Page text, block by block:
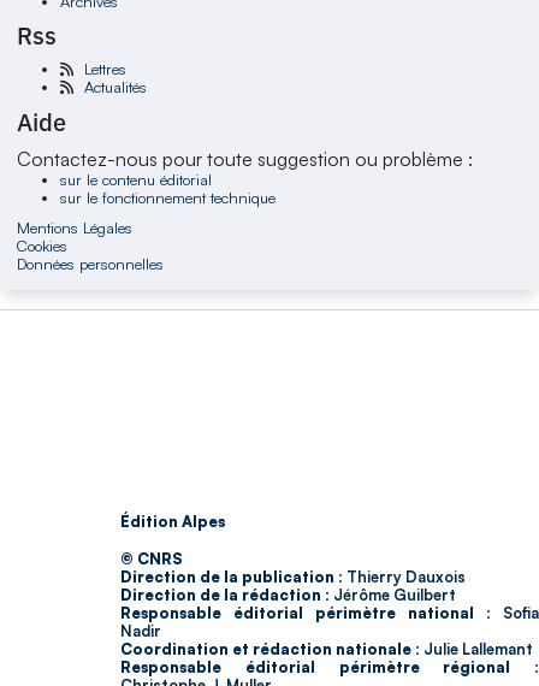
Rss
Lettres
Actualités
Aide
Contactez-nous pour toute suggestion ou problème :
sur le contenu éditorial
sur le fonctionnement technique
Mentions Légales
Cookies
Données personnelles
Édition Alpes
© CNRS
Direction de la publication : Thierry Dauxois
Direction de la rédaction : Jérôme Guilbert
Responsable éditorial périmètre national : Sofia
Nadir
Coordination et rédaction nationale : Julie Lallemant
Responsable éditorial périmètre régional :